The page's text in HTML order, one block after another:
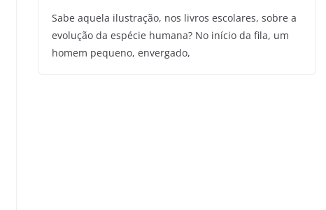
Sabe aquela ilustração, nos livros escolares, sobre a
evolução da espécie humana? No início da fila, um
homem pequeno, envergado,